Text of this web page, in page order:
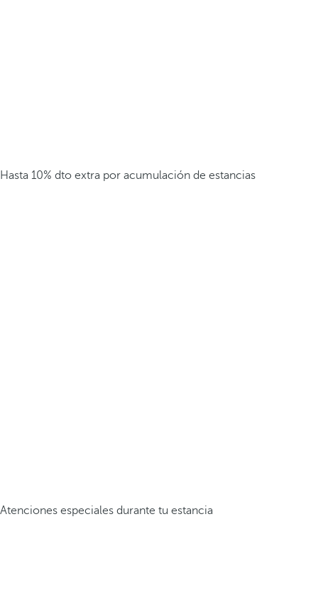
Hasta 10% dto extra por acumulación de estancias
Atenciones especiales durante tu estancia